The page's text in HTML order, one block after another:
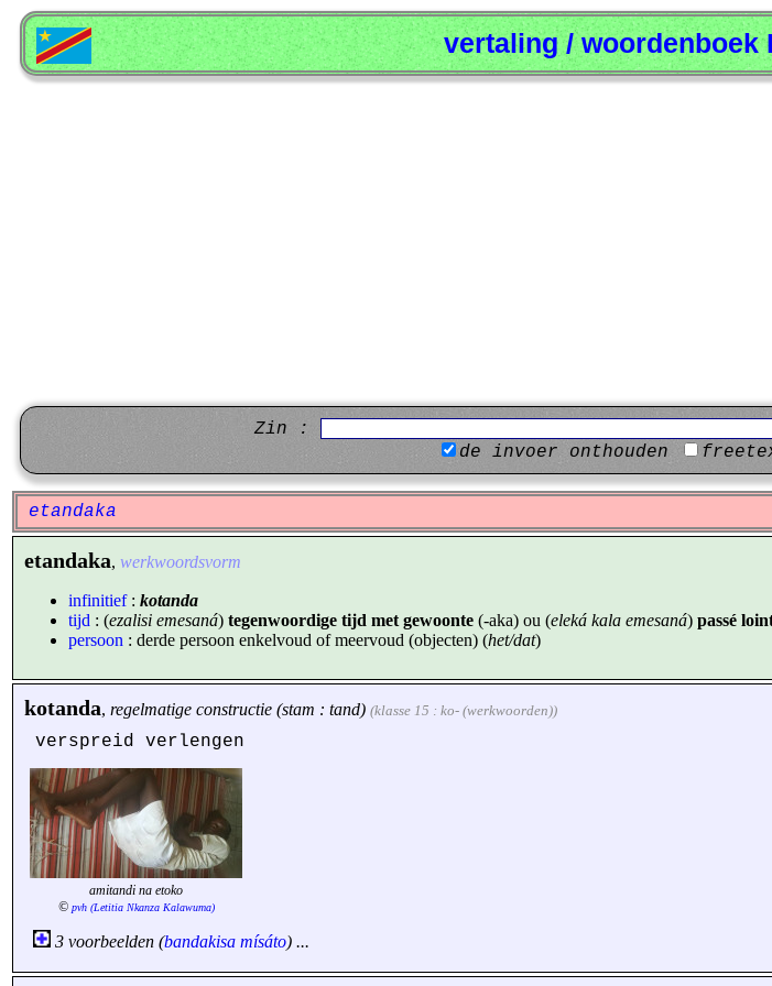
vertaling / woordenboek
Zin :
de invoer onthouden
etandaka
etandaka, werkwoordsvorm
infinitief: kotanda
tijd : (ezalisi emesaná) tegenwoordige tijd met gewoonte (-aka) ou (eleká kala emesaná) passé
persoon : derde persoon enkelvoud of meervoud (objecten) (het/dat)
kotanda, regelmatige constructie (stam : tand) (klasse 15 : ko- (werkwoorden))
verspreid verlengen
amitandi na etoko
© pvh (Letitia Nkanza Kalawuma)
3 voorbeelden (bandakisa mísáto) ...